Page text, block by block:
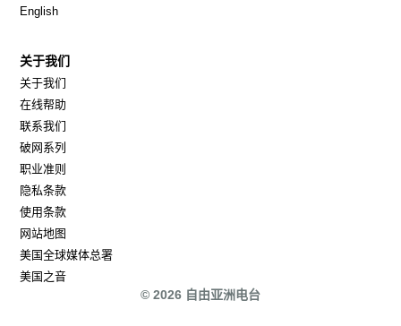
English
关于我们
关于我们
在线帮助
联系我们
破网系列
职业准则
隐私条款
使用条款
网站地图
美国全球媒体总署
美国之音
© 2026 自由亚洲电台